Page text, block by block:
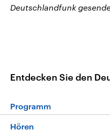
Deutschlandfunk
Entdecken Sie den
Programm
Programm
Hören